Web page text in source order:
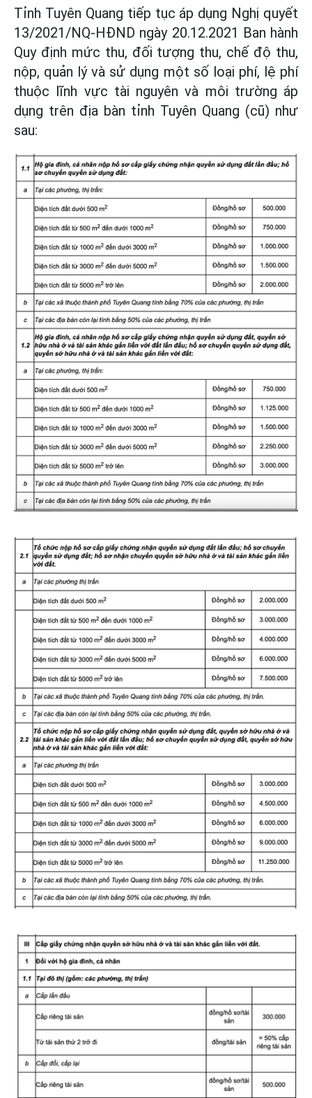
Tỉnh Tuyên Quang tiếp tục áp dụng Nghị quyết
13/2021/NQ-HĐND ngày 20.12.2021 Ban hành
Quy định mức thu, đối tượng thu, chế độ thu,
nộp, quản lý và sử dụng một số loại phí, lệ phí
thuộc lĩnh vực tài nguyên và môi trường áp
dụng trên địa bàn tỉnh Tuyên Quang (cũ) như
sau: